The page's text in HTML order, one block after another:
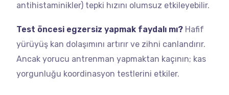
antihistaminikler) tepki hızını olumsuz etkileyebilir.
Test öncesi egzersiz yapmak faydalı mı? Hafif
yürüyüş kan dolaşımını artırır ve zihni canlandırır.
Ancak yorucu antrenman yapmaktan kaçının; kas
yorgunluğu koordinasyon testlerini etkiler.